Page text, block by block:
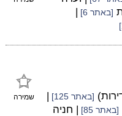
[באתר 6]
|
שמירה [באתר 125]
|
[באתר 85] | חניה